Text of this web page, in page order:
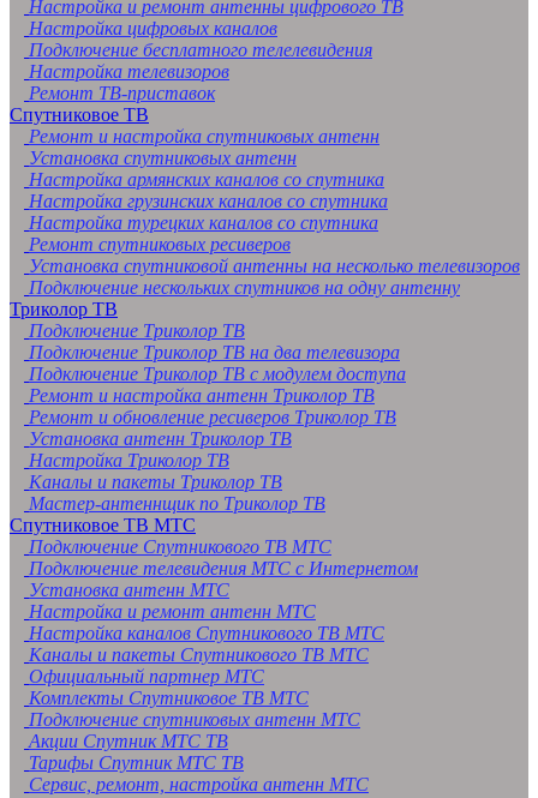
Настройка и ремонт антенны цифрового ТВ
Настройка цифровых каналов
Подключение бесплатного телелевидения
Настройка телевизоров
Ремонт ТВ-приставок
Спутниковое ТВ
Ремонт и настройка спутниковых антенн
Установка спутниковых антенн
Настройка армянских каналов со спутника
Настройка грузинских каналов со спутника
Настройка турецких каналов со спутника
Ремонт спутниковых ресиверов
Установка спутниковой антенны на несколько телевизоров
Подключение нескольких спутников на одну антенну
Триколор ТВ
Подключение Триколор ТВ
Подключение Триколор ТВ на два телевизора
Подключение Триколор ТВ с модулем доступа
Ремонт и настройка антенн Триколор ТВ
Ремонт и обновление ресиверов Триколор ТВ
Установка антенн Триколор ТВ
Настройка Триколор ТВ
Каналы и пакеты Триколор ТВ
Мастер-антеннщик по Триколор ТВ
Спутниковое ТВ МТС
Подключение Спутникового ТВ МТС
Подключение телевидения МТС с Интернетом
Установка антенн МТС
Настройка и ремонт антенн МТС
Настройка каналов Спутникового ТВ МТС
Каналы и пакеты Спутникового ТВ МТС
Официальный партнер МТС
Комплекты Спутниковое ТВ МТС
Подключение спутниковых антенн МТС
Акции Спутник МТС ТВ
Тарифы Спутник МТС ТВ
Сервис, ремонт, настройка антенн МТС